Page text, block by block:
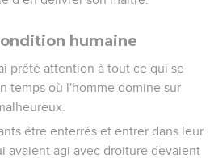
humaine
prêté attention à tout ce qui se
temps où l'homme domine sur
être enterrés et entrer dans leur
avaient agi avec droiture devaient